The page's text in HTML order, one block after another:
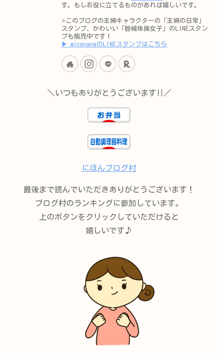
す。もしお役に立てるものがあれば嬉しいです。
⭐️このブログの主婦キャラクターの「主婦の日常」
スタンプ、かわいい「器械体操女子」のLINEスタン
プも販売中です！
▶︎ miconanaのLINEスタンプはこちら
＼いつもありがとうございます‼︎／
にほんブログ村
最後まで読んでいただきありがとうございます！
ブログ村のランキングに参加しています。
上のボタンをクリックしていただけると
嬉しいです♪